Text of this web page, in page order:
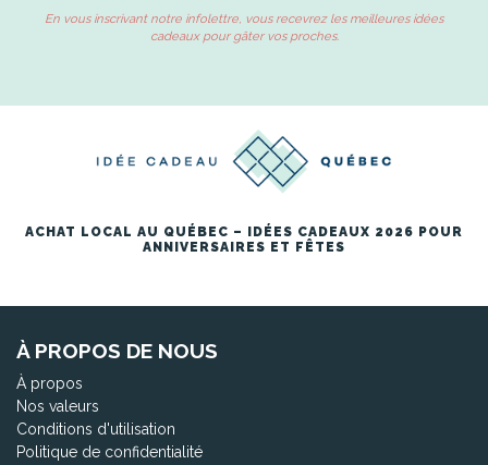
En vous inscrivant notre infolettre, vous recevrez les meilleures idées
cadeaux pour gâter vos proches.
ACHAT LOCAL AU QUÉBEC – IDÉES CADEAUX 2026 POUR
ANNIVERSAIRES ET FÊTES
À PROPOS DE NOUS
À propos
Nos valeurs
Conditions d'utilisation
Politique de confidentialité